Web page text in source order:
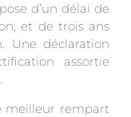
d’un délai de
et de trois ans
Une déclaration
assortie
meilleur rempart